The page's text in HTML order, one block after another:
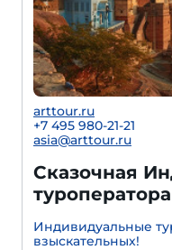
arttour.ru
+7 495 980-21-21
asia@arttour.ru
Сказочная
Индивидуальные
взыскательных!